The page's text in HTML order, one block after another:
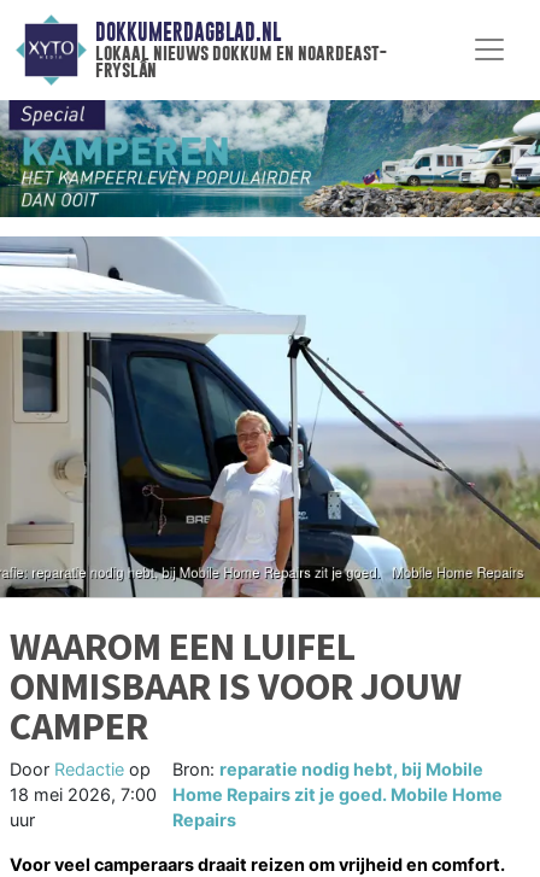
DOKKUMERDAGBLAD.NL
lokaal nieuws dokkum en noardeast-
fryslân
WAAROM EEN LUIFEL
ONMISBAAR IS VOOR JOUW
CAMPER
Door Redactie op
18 mei 2026, 7:00
uur
Bron: reparatie nodig hebt, bij Mobile
Home Repairs zit je goed. Mobile Home
Repairs
Voor veel camperaars draait reizen om vrijheid en comfort.